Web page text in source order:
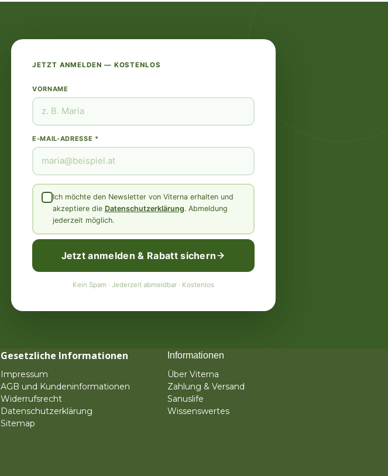
JETZT ANMELDEN — KOSTENLOS
VORNAME
E-MAIL-ADRESSE *
Ich möchte den Newsletter von Viterna erhalten und
akzeptiere die Datenschutzerklärung. Abmeldung
jederzeit möglich.
Jetzt anmelden & Rabatt sichern
Kein Spam · Jederzeit abmeldbar · Kostenlos
Gesetzliche Informationen
Impressum
AGB und Kundeninformationen
Widerrufsrecht
Datenschutzerklärung
Sitemap
Informationen
Über Viterna
Zahlung & Versand
Sanuslife
Wissenswertes